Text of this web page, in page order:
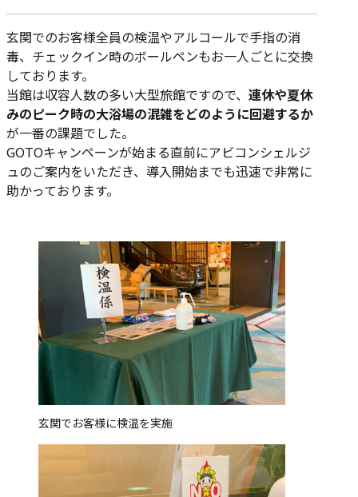
玄関でのお客様全員の検温やアルコールで手指の消
毒、チェックイン時のボールペンもお一人ごとに交換
しております。
当館は収容人数の多い大型旅館ですので、 連休や夏休
みのピーク時の大浴場の混雑をどのように回避するか
が一番の課題でした。
GOTOキャンペーンが始まる直前にアビコンシェルジ
ュのご案内をいただき、導入開始までも迅速で非常に
助かっております。
玄関でお客様に検温を実施